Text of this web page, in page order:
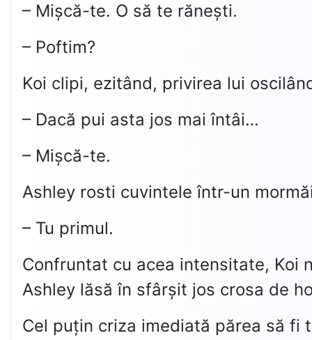
– Mișcă-te. O să te rănești.
– Poftim?
Koi clipi, ezitând, privirea lui
– Dacă pui asta jos mai întâi…
– Mișcă-te.
Ashley rosti cuvintele într-un
– Tu primul.
Confruntat cu acea intensitate, Koi
Ashley lăsă în sfârșit jos crosa de
Cel puțin criza imediată părea să fi